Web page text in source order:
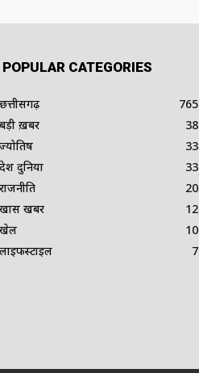
POPULAR CATEGORIES
छत्तीसगढ़
बड़ी ख़बर
ज्योतिष
देश दुनिया
राजनीति
खास खबर
खेल
लाइफस्टाइल